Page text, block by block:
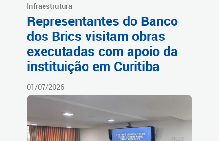
Infraestrutura
Representantes do Banco
dos Brics visitam obras
executadas com apoio da
instituição em Curitiba
01/07/2026